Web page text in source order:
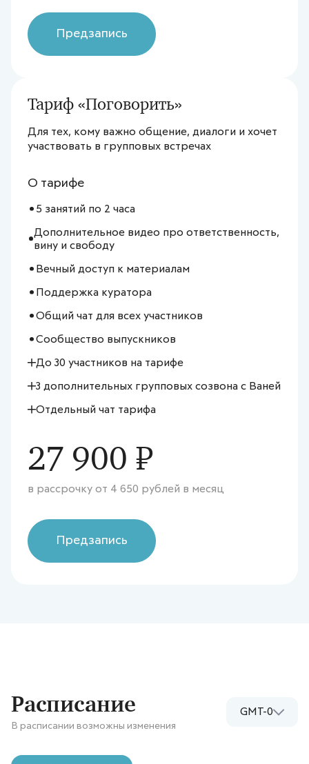
Предзапись
Тариф «Поговорить»
Для тех, кому важно общение, диалоги и хочет
участвовать в групповых встречах
О тарифе
5 занятий по 2 часа
Дополнительное видео про ответственность,
вину и свободу
Вечный доступ к материалам
Поддержка куратора
Общий чат для всех участников
Сообщество выпускников
До 30 участников на тарифе
3 дополнительных групповых созвона с Ваней
Отдельный чат тарифа
27 900 ₽
в рассрочку от 4 650 рублей в месяц
Предзапись
Расписание
В расписании возможны изменения
GMT-0